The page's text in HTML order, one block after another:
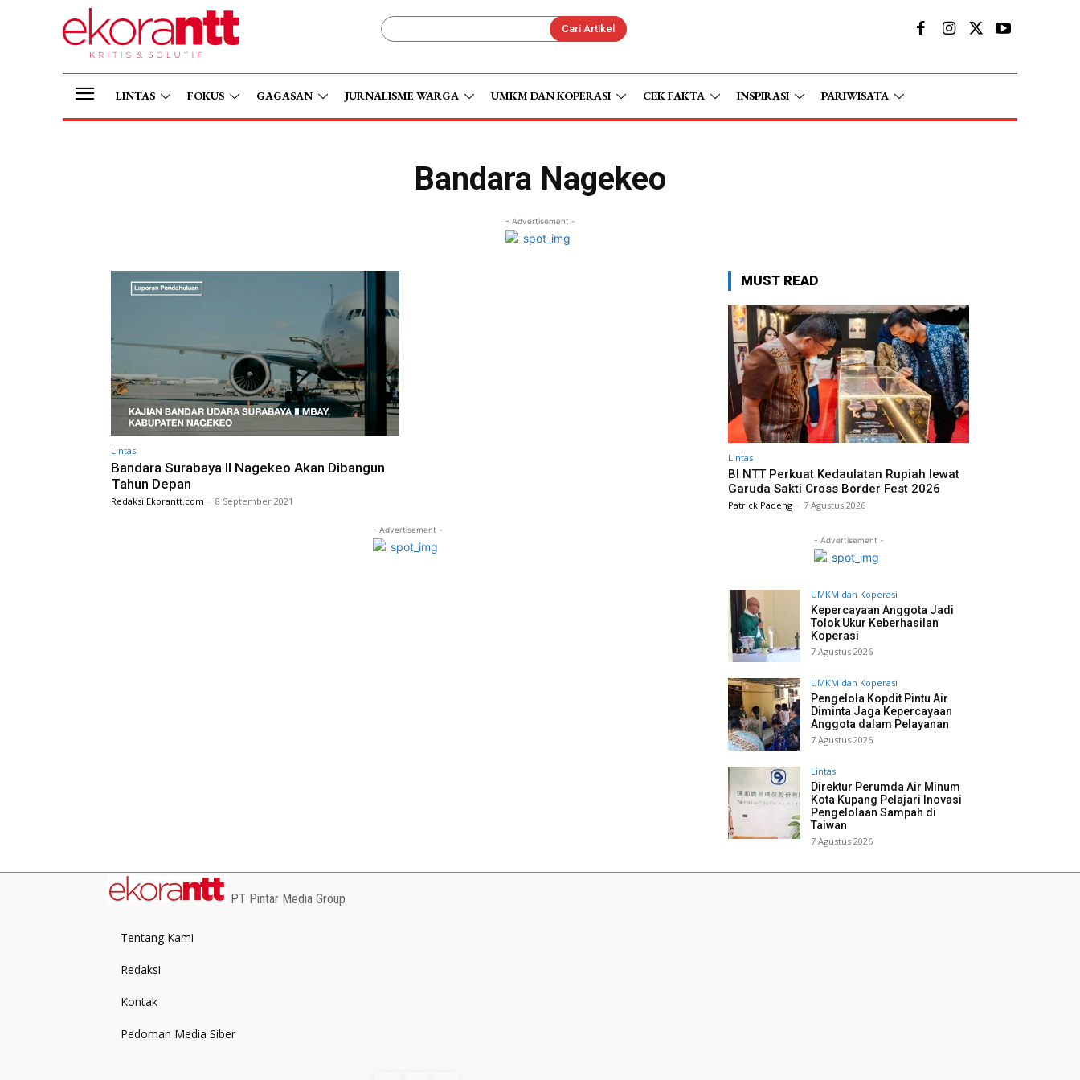
Cari Artikel
LINTAS FOKUS GAGASAN JURNALISME WARGA UMKM DAN KOPERASI CEK FAKTA INSPIRASI PARIWISATA
Bandara Nagekeo
- Advertisement -
Lintas
Bandara Surabaya II Nagekeo Akan Dibangun
Tahun Depan
Redaksi Ekorantt.com - 8 September 2021
- Advertisement -
MUST READ
Lintas
BI NTT Perkuat Kedaulatan Rupiah lewat
Garuda Sakti Cross Border Fest 2026
Patrick Padeng - 7 Agustus 2026
- Advertisement -
UMKM dan Koperasi
Kepercayaan Anggota Jadi
Tolok Ukur Keberhasilan
Koperasi
7 Agustus 2026
UMKM dan Koperasi
Pengelola Kopdit Pintu Air
Diminta Jaga Kepercayaan
Anggota dalam Pelayanan
7 Agustus 2026
Lintas
Direktur Perumda Air Minum
Kota Kupang Pelajari Inovasi
Pengelolaan Sampah di
Taiwan
7 Agustus 2026
PT Pintar Media Group
Tentang Kami
Redaksi
Kontak
Pedoman Media Siber